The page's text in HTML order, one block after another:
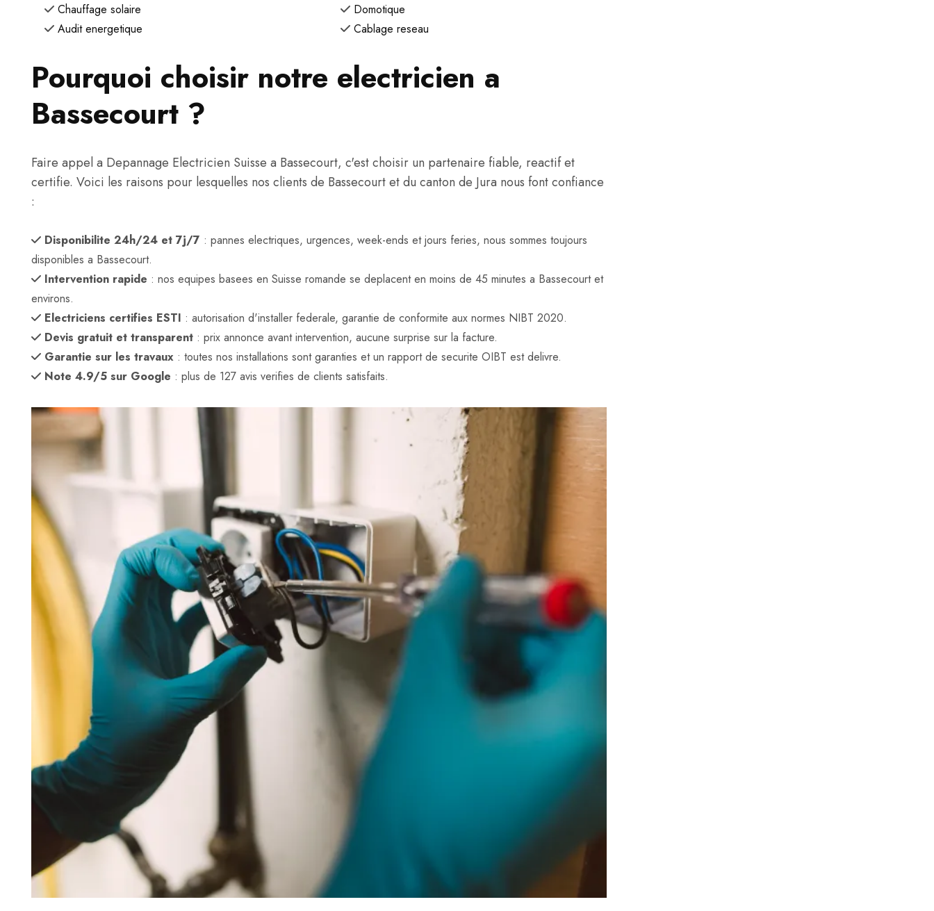
Chauffage solaire
Audit energetique
Domotique
Cablage reseau
Pourquoi choisir notre electricien a
Bassecourt ?
Faire appel a Depannage Electricien Suisse a Bassecourt, c'est choisir un partenaire fiable, reactif et
certifie. Voici les raisons pour lesquelles nos clients de Bassecourt et du canton de Jura nous font confiance
:
Disponibilite 24h/24 et 7j/7 : pannes electriques, urgences, week-ends et jours feries, nous sommes toujours
disponibles a Bassecourt.
Intervention rapide : nos equipes basees en Suisse romande se deplacent en moins de 45 minutes a Bassecourt et
environs.
Electriciens certifies ESTI : autorisation d'installer federale, garantie de conformite aux normes NIBT 2020.
Devis gratuit et transparent : prix annonce avant intervention, aucune surprise sur la facture.
Garantie sur les travaux : toutes nos installations sont garanties et un rapport de securite OIBT est delivre.
Note 4.9/5 sur Google : plus de 127 avis verifies de clients satisfaits.